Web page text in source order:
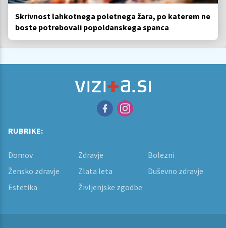
Skrivnost lahkotnega poletnega žara, po katerem ne
boste potrebovali popoldanskega spanca
RUBRIKE:
Domov Zdravje
Bolezni
Žensko zdravje
Zlata leta
Duševno zdravje
Estetika
Življenjske zgodbe